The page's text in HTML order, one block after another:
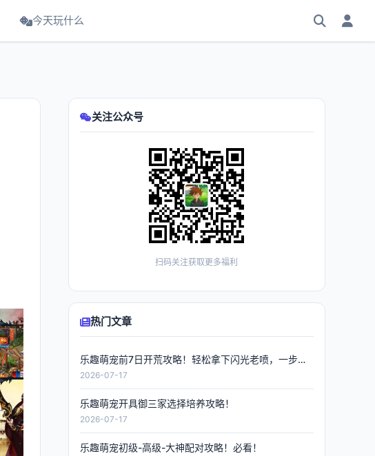
今天玩什么
关注公众号
扫码关注获取更多福利
热门文章
乐趣萌宠前7日开荒攻略！轻松拿下闪光老喷，一步到位
2026-07-17
乐趣萌宠开具御三家选择培养攻略！
2026-07-17
乐趣萌宠初级-高级-大神配对攻略！必看！